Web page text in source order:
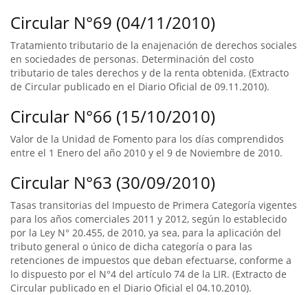
Circular N°69 (04/11/2010)
Tratamiento tributario de la enajenación de derechos sociales
en sociedades de personas. Determinación del costo
tributario de tales derechos y de la renta obtenida. (Extracto
de Circular publicado en el Diario Oficial de 09.11.2010).
Circular N°66 (15/10/2010)
Valor de la Unidad de Fomento para los días comprendidos
entre el 1 Enero del año 2010 y el 9 de Noviembre de 2010.
Circular N°63 (30/09/2010)
Tasas transitorias del Impuesto de Primera Categoría vigentes
para los años comerciales 2011 y 2012, según lo establecido
por la Ley N° 20.455, de 2010, ya sea, para la aplicación del
tributo general o único de dicha categoría o para las
retenciones de impuestos que deban efectuarse, conforme a
lo dispuesto por el N°4 del artículo 74 de la LIR. (Extracto de
Circular publicado en el Diario Oficial el 04.10.2010).